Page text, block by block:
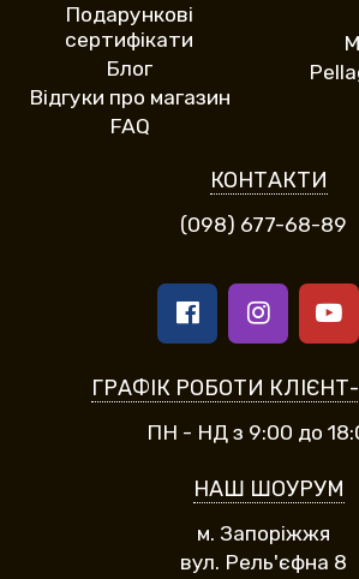
Подарункові
сертифікати
Блог
Відгуки про магазин
FAQ
КОНТАКТИ
(098) 677-68-89
ГРАФІК РОБОТИ
ПН - НД з 9:00 до
НАШ ШОУРУМ
м. Запоріжжя
вул. Рель'єфна 8